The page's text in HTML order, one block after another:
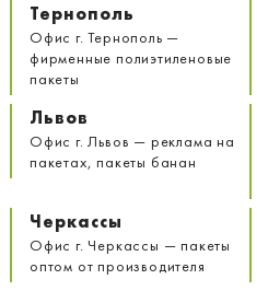
Тернополь
Офис г. Тернополь —
фирменные полиэтиленовые
пакеты
Львов
Офис г. Львов — реклама на
пакетах, пакеты банан
Черкассы
Офис г. Черкассы — пакеты
оптом от производителя